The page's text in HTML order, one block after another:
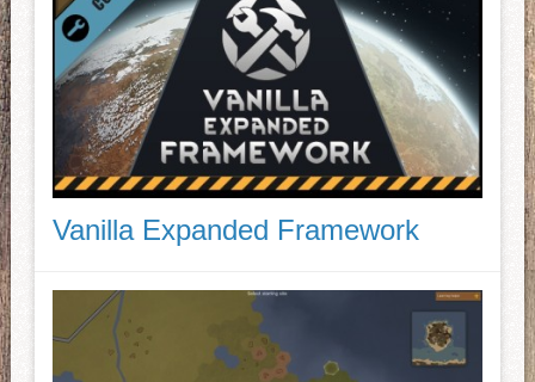
Vanilla Expanded Framework